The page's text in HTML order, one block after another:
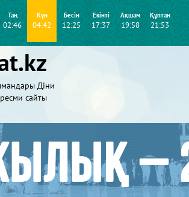
Таң
02:46
Күн
04:42
Бесін
12:25
Екінті
17:37
Ақшам
19:58
Құптан
21:53
Діни
сайты